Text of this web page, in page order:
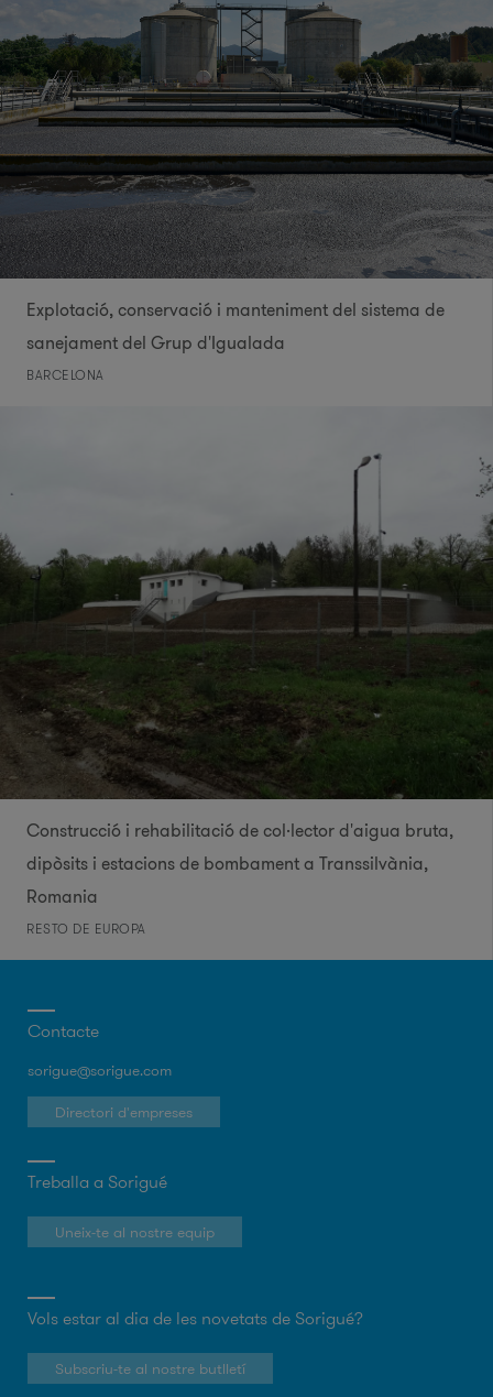
Explotació, conservació i manteniment del sistema de
sanejament del Grup d'Igualada
BARCELONA
Construcció i rehabilitació de col·lector d'aigua bruta,
dipòsits i estacions de bombament a Transsilvània,
Romania
RESTO DE EUROPA
Contacte
sorigue@sorigue.com
Directori d'empreses
Treballa a Sorigué
Uneix-te al nostre equip
Vols estar al dia de les novetats de Sorigué?
Subscriu-te al nostre butlletí